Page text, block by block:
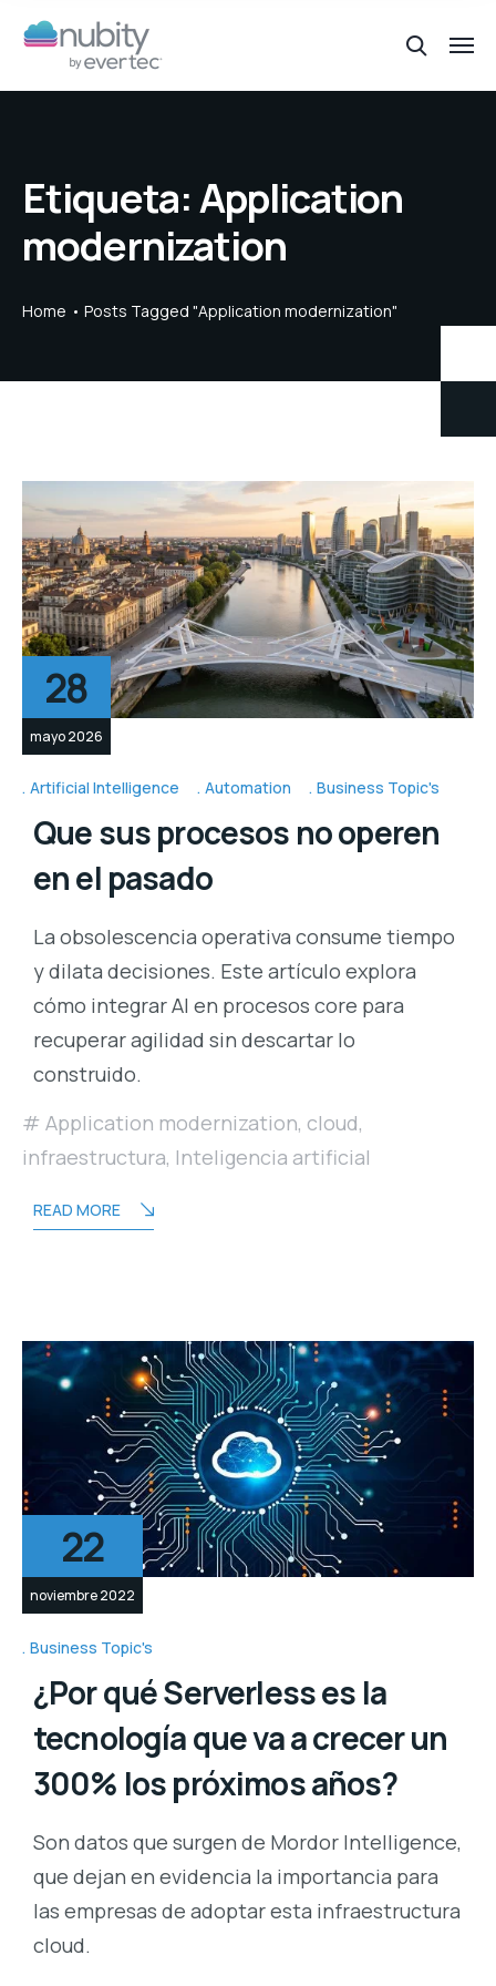
Etiqueta:Application
modernization
Home Posts Tagged "Application modernization"
28
mayo 2026
Artificial Intelligence Automation Business Topic's
Que sus procesos no operen
en el pasado
La obsolescencia operativa consume tiempo
y dilata decisiones. Este artículo explora
cómo integrar AI en procesos core para
recuperar agilidad sin descartar lo
construido.
Application modernization, cloud,
infraestructura, Inteligencia artificial
READ MORE
22
noviembre 2022
Business Topic's
¿Por qué Serverless es la
tecnología que va a crecer un
300% los próximos años?
Son datos que surgen de Mordor Intelligence,
que dejan en evidencia la importancia para
las empresas de adoptar esta infraestructura
cloud.